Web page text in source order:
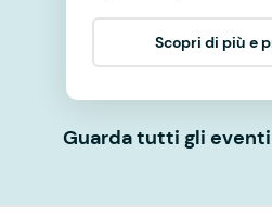
Scopri di più e
Guarda tutti gli